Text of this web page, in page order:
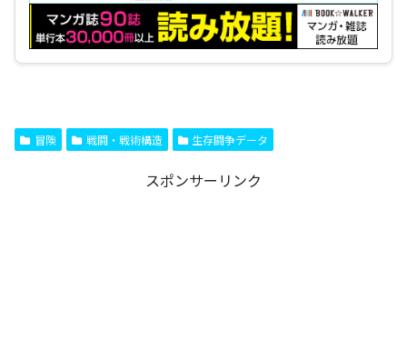
冒険 戦闘・戦術構造 生存闘争データ
スポンサーリンク